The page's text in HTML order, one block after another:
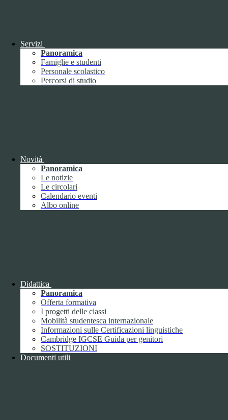
Servizi
Panoramica
Famiglie e studenti
Personale scolastico
Percorsi di studio
Novità
Panoramica
Le notizie
Le circolari
Calendario eventi
Albo online
Didattica
Panoramica
Offerta formativa
I progetti delle classi
Mobilità studentesca internazionale
Informazioni sulle Certificazioni linguistiche
Cambridge IGCSE Guida per genitori
SOSTITUZIONI
Documenti utili
Novembre
Dicembre1
Marzo
Aprile
Maggio
Giugno
1
Luglio
Agosto
2018
Gennaio
Febbraio
Marzo
Aprile